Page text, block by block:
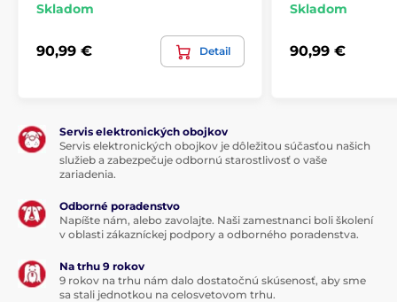
Pre velké psy
Skladom
90,99 € Detail
Skladom
90,99 €
Servis elektronických obojkov
Servis elektronických obojkov je dôležitou súčasťou našich
služieb a zabezpečuje odbornú starostlivosť o vaše
zariadenia.
Odborné poradenstvo
Napíšte nám, alebo zavolajte. Naši zamestnanci boli školení
v oblasti zákazníckej podpory a odborného poradenstva.
Na trhu 9 rokov
9 rokov na trhu nám dalo dostatočnú skúsenosť, aby sme
sa stali jednotkou na celosvetovom trhu.